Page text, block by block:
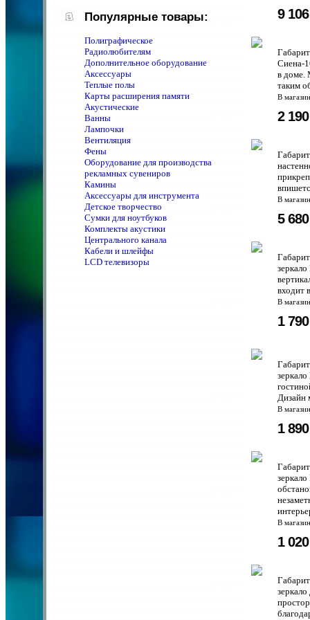
Популярные товары:
Полиграфическое
Радиолюбителям
Дополнительное оборудование
Аксессуары
Теплые полы
Карты расширения памяти
Акустические
Ванны
Лампочки
Вентиляция
Фены
Оборудование для производства
рекламных сувениров
Камины
Аксессуары для инструмента
Детское творчество
Сумки для ноутбуков
Комплекты акустики
Центрального канала
Кабели и шлейфы
LCD телевизоры
9
Сиена-
в доме.
таким
В
2
В
5
входит
В
1
Дизайн
В
1
В
1